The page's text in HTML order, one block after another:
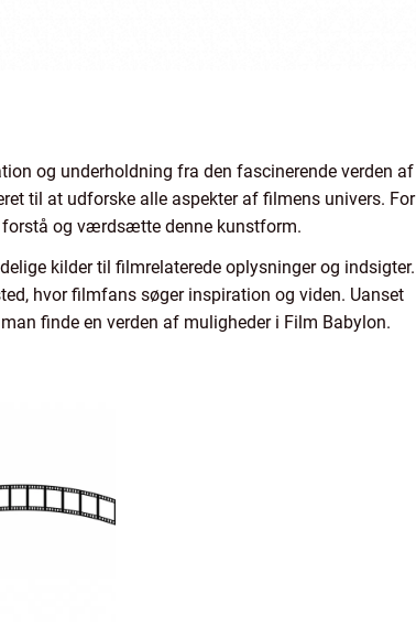
og underholdning fra den fascinerende verden af
til at udforske alle aspekter af filmens univers. For
forstå og værdsætte denne kunstform.
kilder til filmrelaterede oplysninger og indsigter.
hvor filmfans søger inspiration og viden. Uanset
finde en verden af muligheder i Film Babylon.